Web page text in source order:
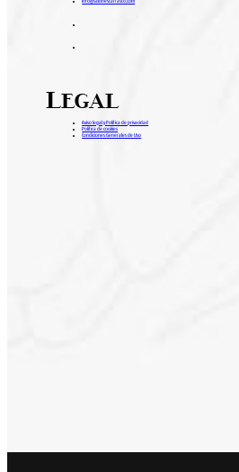
Legal
Aviso legal y Política de privacidad
Política de cookies
Condiciones Generales de Uso